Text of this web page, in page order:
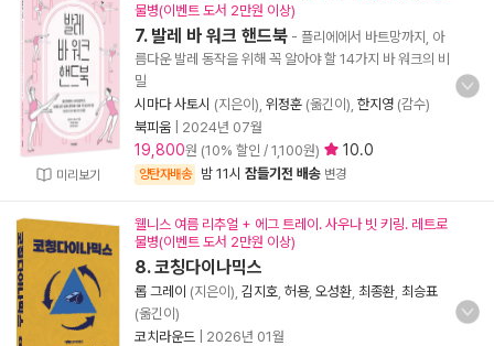
미리보기
물병(이벤트 도서 2만원 이상)
7. 발레 바 워크 핸드북 - 플리에에서 바트망까지, 아
름다운 발레 동작을 위해 꼭 알아야 할 14가지 바 워크의 비
밀
시마다 사토시 (지은이), 위정훈 (옮긴이), 한지영 (감수)
북피움
2024년 07월
19,800원 (10% 할인 / 1,100원) 10.0
양탄자배송 밤 11시 잠들기전 배송 변경
웰니스 여름 리추얼 + 에그 트레이. 사우나 빗 키링. 레트로
물병(이벤트 도서 2만원 이상)
8. 코칭다이나믹스
롭 그레이 (지은이), 김지호 허용, 오성환 최종환 최승표
(옮긴이)
코치라운드
2026년 01월